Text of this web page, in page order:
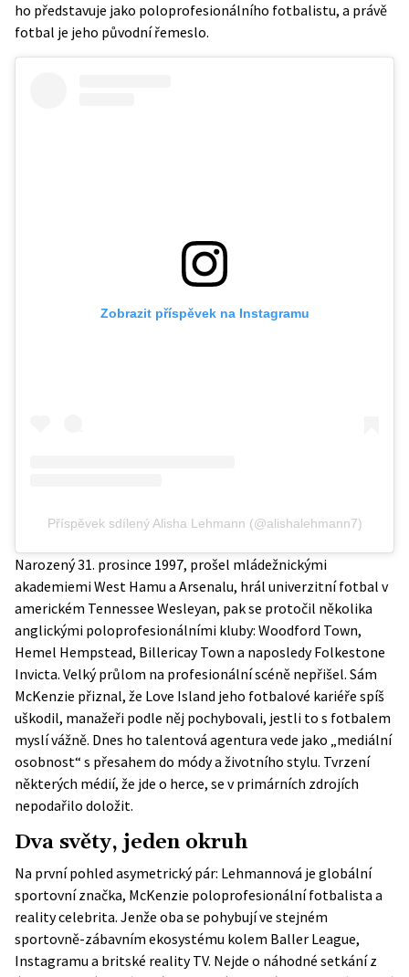
ho představuje jako poloprofesionálního fotbalistu, a právě
fotbal je jeho původní řemeslo.
Zobrazit příspěvek na Instagramu
Příspěvek sdílený Alisha Lehmann (@alishalehmann7)
Narozený 31. prosince 1997, prošel mládežnickými
akademiemi West Hamu a Arsenalu, hrál univerzitní fotbal v
americkém Tennessee Wesleyan, pak se protočil několika
anglickými poloprofesionálními kluby: Woodford Town,
Hemel Hempstead, Billericay Town a naposledyFolkestone
Invicta. Velký průlom na profesionální scéně nepřišel. Sám
McKenzie přiznal, že Love Island jeho fotbalové kariéře spíš
uškodil, manažeři podle něj pochybovali, jestli to s fotbalem
myslí vážně. Dnes ho talentová agentura vede jako „mediální
osobnost“ s přesahem do módy a životního stylu. Tvrzení
některých médií, že jde o herce, se v primárních zdrojích
nepodařilo doložit.
Dva světy, jeden okruh
Na první pohled asymetrický pár: Lehmannová je globální
sportovní značka, McKenzie poloprofesionální fotbalista a
reality celebrita. Jenže oba se pohybují ve stejném
sportovně-zábavním ekosystému kolem Baller League,
Instagramu a britské reality TV. Nejde o náhodné setkání z